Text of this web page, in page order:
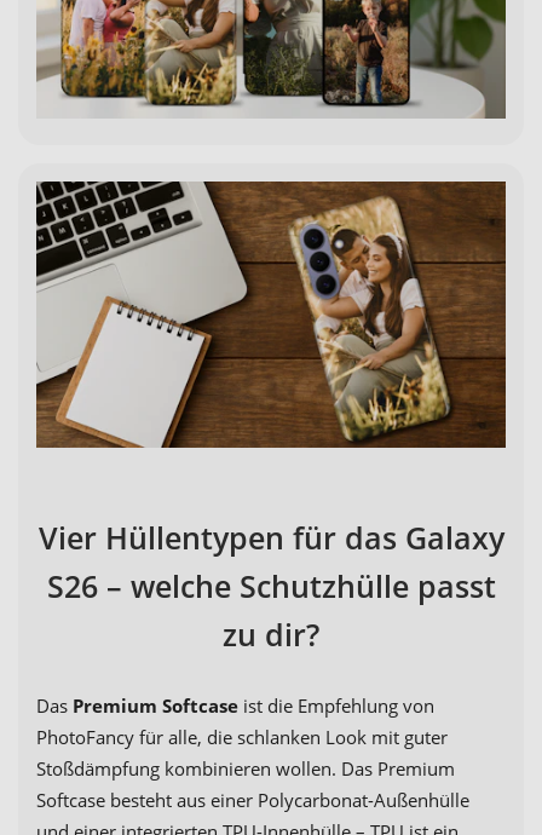
Vier Hüllentypen für das Galaxy
S26 – welche Schutzhülle passt
zu dir?
Das Premium Softcase ist die Empfehlung von
PhotoFancy für alle, die schlanken Look mit guter
Stoßdämpfung kombinieren wollen. Das Premium
Softcase besteht aus einer Polycarbonat-Außenhülle